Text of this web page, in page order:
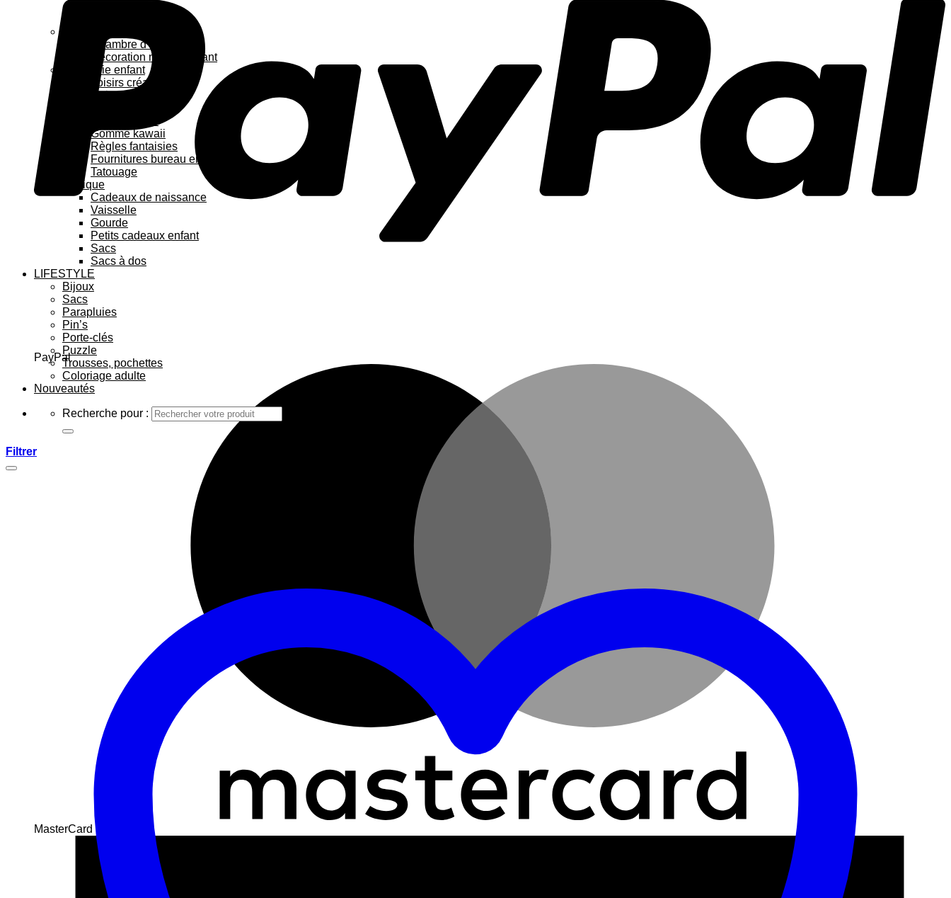
PayPal
MasterCard
Chambre d’enfants
Décoration murale enfant
Papeterie enfant
Loisirs créatifs
Coloriage enfant
Gomme kawaii
Règles fantaisies
Fournitures bureau enfant
Tatouage
Pratique
Cadeaux de naissance
Vaisselle
Gourde
Petits cadeaux enfant
Sacs
Sacs à dos
LIFESTYLE
Bijoux
Sacs
Parapluies
Pin’s
Porte-clés
Puzzle
Trousses, pochettes
Coloriage adulte
Nouveautés
Recherche pour :
Filtrer